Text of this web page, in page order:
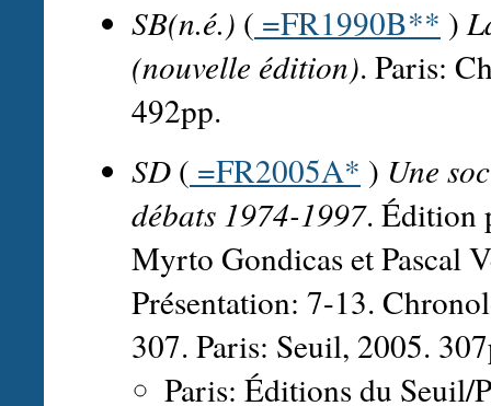
SB(n.é.) ( =FR1990B** )
(nouvelle édition). Paris:
492pp.
SD ( =FR2005A* ) Une
débats 1974-1997. Édition
Myrto Gondicas et Pascal
Présentation: 7-13.
307. Paris: Seuil, 2005.
Paris: Éditions du Seuil/